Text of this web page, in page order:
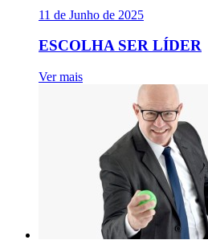
11 de Junho de 2025
ESCOLHA SER LÍDER
Ver mais